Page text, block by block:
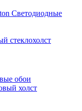
Светодиодные
стеклохолст
обои
холст